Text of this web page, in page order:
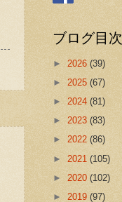
ブログ目次
► 2026 (39)
► 2025 (67)
► 2024 (81)
► 2023 (83)
► 2022 (86)
► 2021 (105)
► 2020 (102)
► 2019 (97)